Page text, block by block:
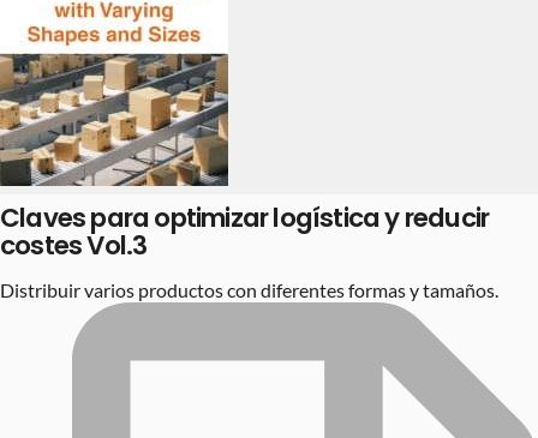
Claves para optimizar logística y reducir
costes Vol.3
Distribuir varios productos con diferentes formas y tamaños.